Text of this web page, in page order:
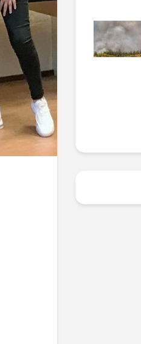
28 juli 2026
Gevaarlijk gif in
Huissense visvijvers:
‘Raak geen dode
vissen of vogels aan’
27 juli 2026